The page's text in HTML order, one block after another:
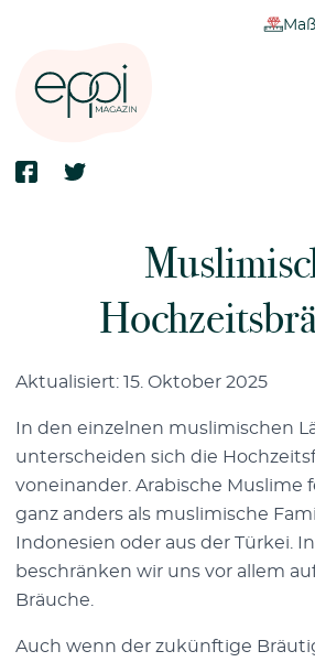
Aktualisiert: 15. Oktober 2025
In den einzelnen muslimischen
unterscheiden sich die
voneinander. Arabische Muslime
ganz anders als muslimische
Indonesien oder aus der Türkei.
beschränken wir uns vor allem
Bräuche.
Auch wenn der zukünftige